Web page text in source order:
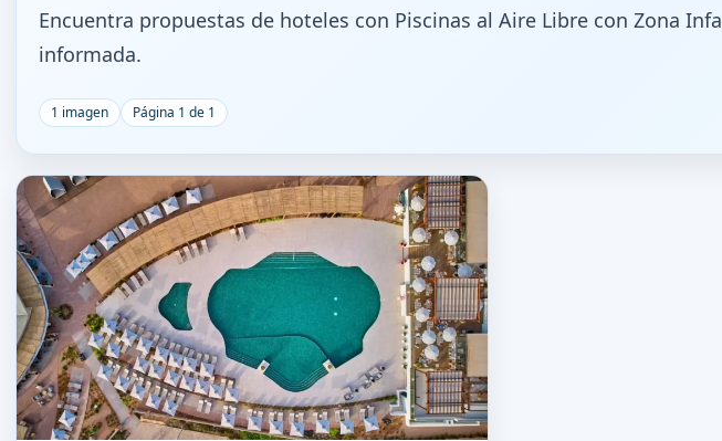
Encuentra propuestas de hoteles con Piscinas al Aire Libre con Zona
informada.
1 imagen Página 1 de 1